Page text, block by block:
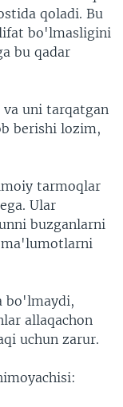
qoladi. Bu
bo'lmasligini
bu qadar
uni tarqatgan
berishi lozim,
tarmoqlar
Ular
buzganlarni
ma'lumotlarni
bo'lmaydi,
allaqachon
uchun zarur.